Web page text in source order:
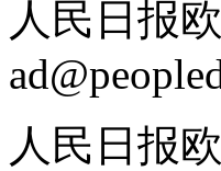
人民日报
人民日报